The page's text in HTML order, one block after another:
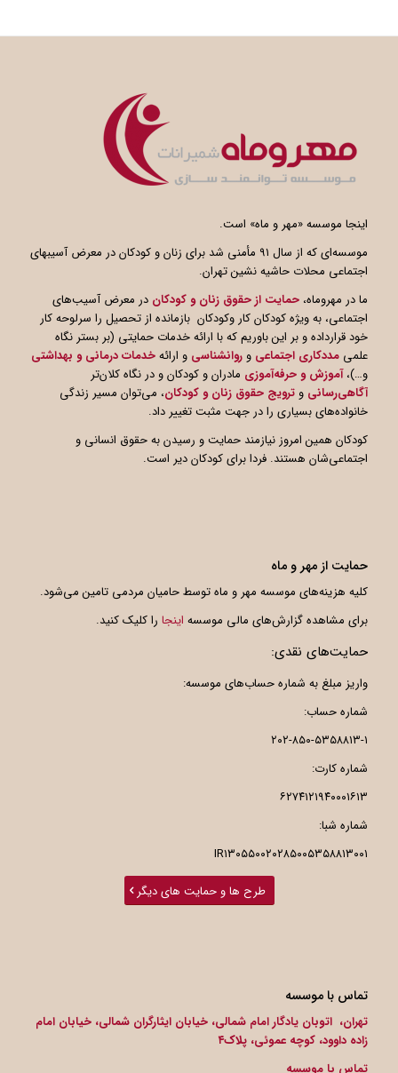
اینجا موسسه «مهر و ماه» است.
موسسه‌ای که از سال ۹۱ مأمنی شد برای زنان و کودکان در معرض آسیبهای
اجتماعی محلات حاشیه نشین تهران.
ما در مهروماه، حمایت از حقوق زنان و کودکان در معرض آسیب‌های
اجتماعی، به ویژه کودکان کار وکودکان بازمانده از تحصیل را سرلوحه کار
خود قرارداده و بر این باوریم که با ارائه خدمات حمایتی (بر بستر نگاه
علمی مددکاری اجتماعی و روانشناسی و ارائهخدمات درمانی و بهداشتی
و…)،آموزش و حرفه‌آموزی مادران و کودکان و در نگاه کلان‌تر
آگاهیرسانی و ترویج حقوق زنان و کودکان، می‌توان مسیر زندگی
خانواده‌های بسیاری را در جهت مثبت تغییر داد.
کودکان همین امروز نیازمند حمایت و رسیدن به حقوق انسانی و
اجتماعی‌شان هستند. فردا برای کودکان دیر است.
حمایت از مهر و ماه
کلیه هزینه‌های موسسه مهر و ماه توسط حامیان مردمی تامین می‌شود.
برای مشاهده گزارش‌های مالی موسسه اینجارا کلیک کنید.
حمایت‌های نقدی:
واریز مبلغ به شماره حساب‌های موسسه:
شماره حساب:
۲۰۲-۸۵۰-۵۳۵۸۸۱۳-۱
شماره کارت:
۶۲۷۴۱۲۱۹۴۰۰۰۱۶۱۳
شماره شبا:
IR۱۳۰۵۵۰۰۲۰۲۸۵۰۰۵۳۵۸۸۱۳۰۰۱
طرح ها و حمایت های دیگر
تماس با موسسه
تهران، اتوبان یادگار امام شمالی، خیابان ایثارگران شمالی، خیابان امام
زاده داوود، کوچه عموئی، پلاک۴
تماس با موسسه